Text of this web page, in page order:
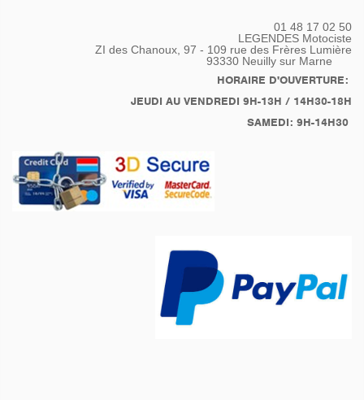
01 48 17 02 50
LEGENDES Motociste
ZI des Chanoux, 97 - 109 rue des Frères Lumière
93330 Neuilly sur Marne
HORAIRE D'OUVERTURE:
JEUDI AU VENDREDI 9H-13H / 14H30-18H
SAMEDI: 9H-14H30